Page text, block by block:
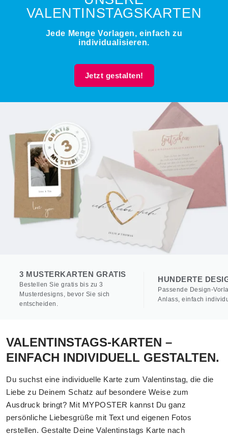
VALENTINSTAGSKARTEN
Jede Menge Vorlagen, einfach zu
individualisieren.
Jetzt gestalten!
3 MUSTERKARTEN GRATIS
Bestellen Sie gratis bis zu 3
Musterdesigns, bevor Sie sich
entscheiden.
HUNDERTE
Passende Design-
Anlass, einfach
VALENTINSTAGS-KARTEN –
EINFACH INDIVIDUELL GESTALTEN.
Du suchst eine individuelle Karte zum Valentinstag, die die
Liebe zu Deinem Schatz auf besondere Weise zum
Ausdruck bringt? Mit MYPOSTER kannst Du ganz
persönliche Liebesgrüße mit Text und eigenen Fotos
erstellen. Gestalte Deine Valentinstags Karte nach